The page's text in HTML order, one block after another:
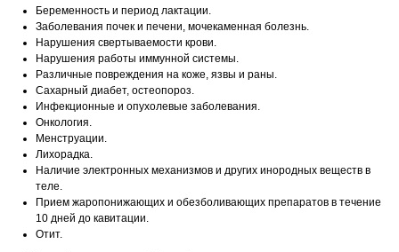
Беременность и период лактации.
Заболевания почек и печени, мочекаменная болезнь.
Нарушения свертываемости крови.
Нарушения работы иммунной системы.
Различные повреждения на коже, язвы и раны.
Сахарный диабет, остеопороз.
Инфекционные и опухолевые заболевания.
Онкология.
Менструации.
Лихорадка.
Наличие электронных механизмов и других инородных веществ в
теле.
Прием жаропонижающих и обезболивающих препаратов в течение
10 дней до кавитации.
Отит.